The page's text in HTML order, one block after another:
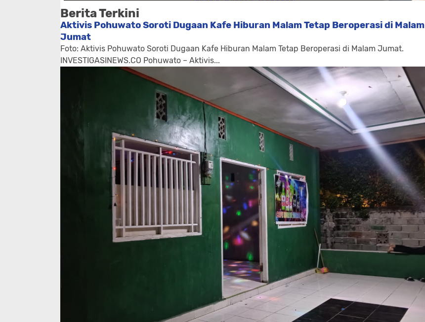
Berita Terkini
Aktivis Pohuwato Soroti Dugaan Kafe Hiburan Malam Tetap Beroperasi di Malam
Jumat
Foto: Aktivis Pohuwato Soroti Dugaan Kafe Hiburan Malam Tetap Beroperasi di Malam Jumat.
INVESTIGASINEWS.CO Pohuwato – Aktivis...